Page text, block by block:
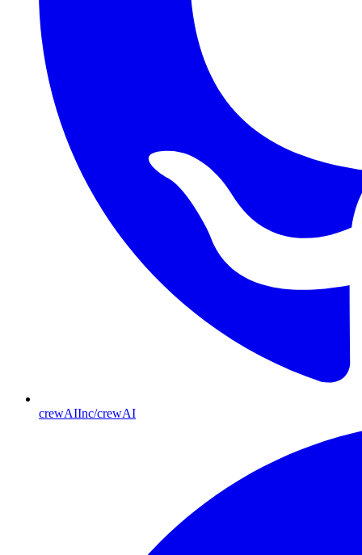
crewAIInc/crewAI